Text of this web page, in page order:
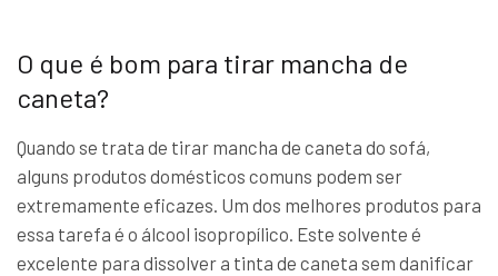
O que é bom para tirar mancha de
caneta?
Quando se trata de tirar mancha de caneta do sofá,
alguns produtos domésticos comuns podem ser
extremamente eficazes. Um dos melhores produtos para
essa tarefa é o álcool isopropílico. Este solvente é
excelente para dissolver a tinta de caneta sem danificar